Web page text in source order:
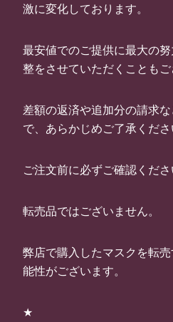
激に変化しております。
最安値でのご提供に最大の
整をさせていただくこともご
差額の返済や追加分の請求
で、あらかじめご了承くださ
ご注文前に必ずご確認くだ
転売品ではございません。
弊店で購入したマスクを転
能性がございます。
★